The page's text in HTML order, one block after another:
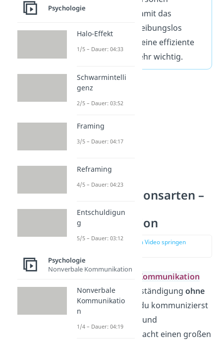
auszutauschen. Damit das
alltägliche Leben reibungslos
ablaufen kann, ist eine effiziente
Kommunikation sehr wichtig.
Kommunikationsarten –
Nonverbale
Kommunikation
zur Stelle im Video springen
nonverbaler Kommunikation
verstehst du die Verständigung ohne
Sprache. Das heißt, du kommunizierst
durch Gestik, Mimik und
Körperhaltung. Es macht einen großen
Psychologie
Halo-Effekt
1/5 – Dauer: 04:33
Schwarmintelli
genz
2/5 – Dauer: 03:52
Framing
3/5 – Dauer: 04:17
Reframing
4/5 – Dauer: 04:23
Entschuldigun
g
5/5 – Dauer: 03:12
Psychologie
Nonverbale Kommunikation
Nonverbale
Kommunikatio
n
1/4 – Dauer: 04:19